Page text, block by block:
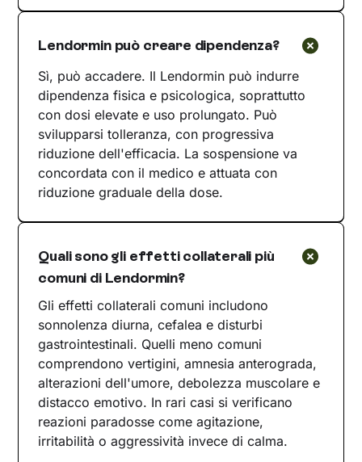
Lendormin può creare dipendenza?
Sì, può accadere. Il Lendormin può indurre
dipendenza fisica e psicologica, soprattutto
con dosi elevate e uso prolungato. Può
svilupparsi tolleranza, con progressiva
riduzione dell'efficacia. La sospensione va
concordata con il medico e attuata con
riduzione graduale della dose.
Quali sono gli effetti collaterali più
comuni di Lendormin?
Gli effetti collaterali comuni includono
sonnolenza diurna, cefalea e disturbi
gastrointestinali. Quelli meno comuni
comprendono vertigini, amnesia anterograda,
alterazioni dell'umore, debolezza muscolare e
distacco emotivo. In rari casi si verificano
reazioni paradosse come agitazione,
irritabilità o aggressività invece di calma.